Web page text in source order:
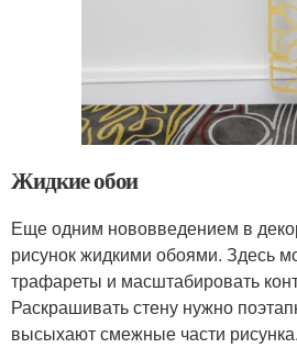
Жидкие обои
Еще одним нововведением в
рисунок жидкими обоями. Здесь
трафареты и масштабировать
Раскрашивать стену нужно
высыхают смежные части рисунка.